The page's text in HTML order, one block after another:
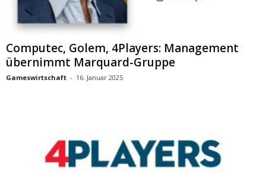
Computec, Golem, 4Players: Management
übernimmt Marquard-Gruppe
Gameswirtschaft - 16. Januar 2025